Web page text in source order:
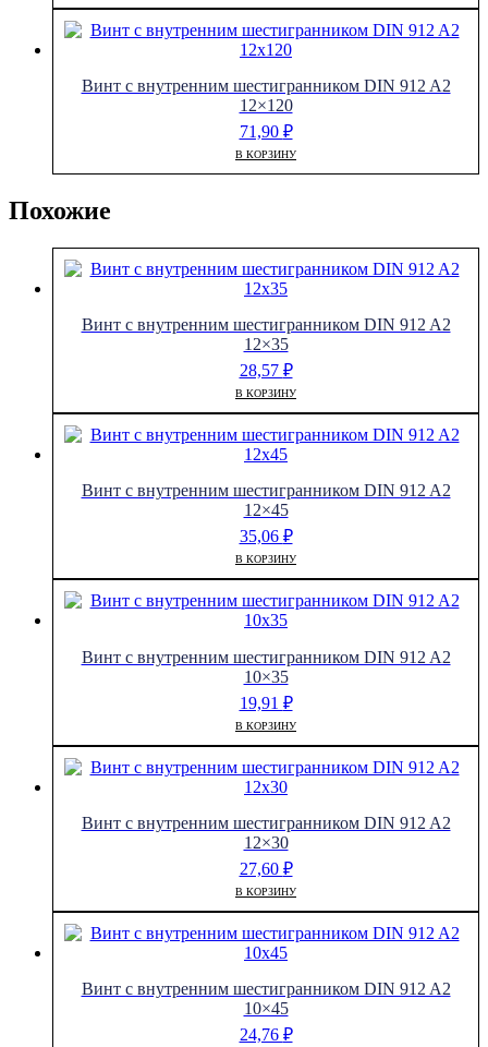
Винт с внутренним шестигранником DIN 912 A2
12×120
71,90 ₽
В КОРЗИНУ
Похожие
Винт с внутренним шестигранником DIN 912 A2
12×35
28,57 ₽
В КОРЗИНУ
Винт с внутренним шестигранником DIN 912 A2
12×45
35,06 ₽
В КОРЗИНУ
Винт с внутренним шестигранником DIN 912 A2
10×35
19,91 ₽
В КОРЗИНУ
Винт с внутренним шестигранником DIN 912 A2
12×30
27,60 ₽
В КОРЗИНУ
Винт с внутренним шестигранником DIN 912 A2
10×45
24,76 ₽